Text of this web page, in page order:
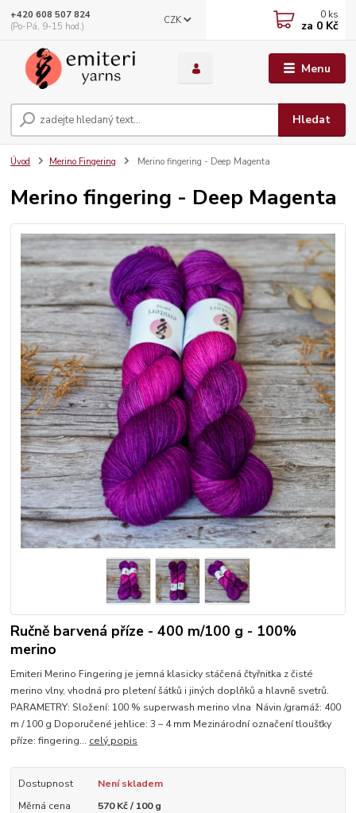
Menu
CZK
Hledat
+420 608 507 824
(Po-Pá, 9-15 hod.)
0 ks
za 0 Kč
Úvod Merino Fingering Merino fingering - Deep Magenta
Merino fingering - Deep Magenta
Ručně barvená příze - 400 m/100 g - 100%
merino
Emiteri Merino Fingering je jemná klasicky stáčená čtyřnitka z čisté
merino vlny, vhodná pro pletení šátků i jiných doplňků a hlavně svetrů.
PARAMETRY: Složení: 100 % superwash merino vlna Návin /gramáž: 400
m / 100 g Doporučené jehlice: 3 – 4 mm Mezinárodní označení tloušťky
příze: fingering... celý popis
Dostupnost
Není skladem
Měrná cena
570 Kč / 100 g